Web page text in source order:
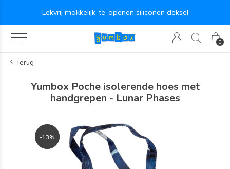
0
Lekvrij makkelijk-te-openen siliconen deksel
Terug
Yumbox Poche isolerende hoes met
handgrepen - Lunar Phases
-13%
-13%